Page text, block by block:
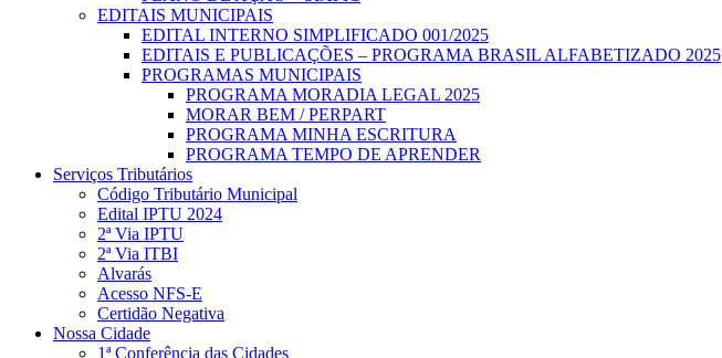
EDITAIS MUNICIPAIS
EDITAL INTERNO SIMPLIFICADO 001/2025
EDITAIS E PUBLICAÇÕES – PROGRAMA BRASIL ALFABETIZADO 2025
PROGRAMAS MUNICIPAIS
PROGRAMA MORADIA LEGAL 2025
MORAR BEM / PERPART
PROGRAMA MINHA ESCRITURA
PROGRAMA TEMPO DE APRENDER
Serviços Tributários
Código Tributário Municipal
Edital IPTU 2024
2ª Via IPTU
2ª Via ITBI
Alvarás
Acesso NFS-E
Certidão Negativa
Nossa Cidade
1ª Conferência das Cidades